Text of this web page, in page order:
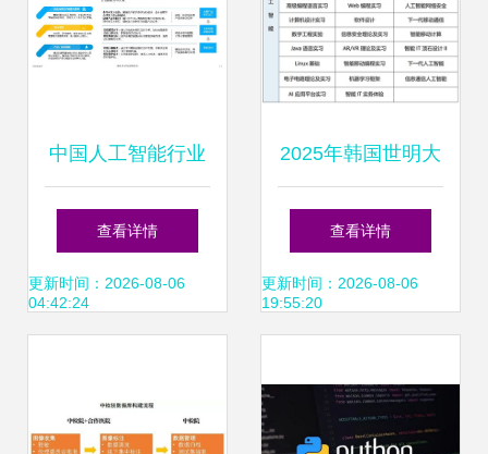
中国人工智能行业
应用发展趋势2024
AI应用软件开发的
查看详情
更新时间：2026-08-06
04:42:24
2025年韩国世明大
学1年制中文授课
专升本申请指南 人
发
查看详情
更新时间：2026-08-06
19:55:20